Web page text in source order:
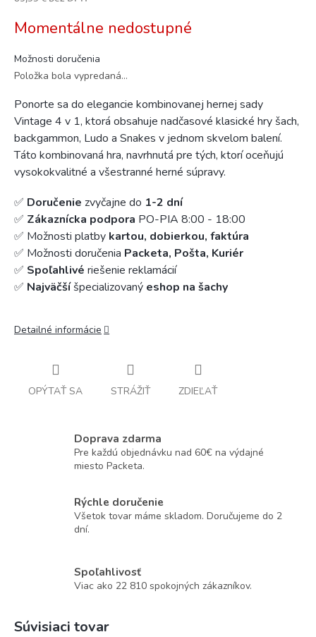
cena:
Momentálne nedostupné
Možnosti doručenia
Položka bola vypredaná…
Ponorte sa do elegancie kombinovanej hernej sady
Vintage 4 v 1, ktorá obsahuje nadčasové klasické hry šach,
backgammon, Ludo a Snakes v jednom skvelom balení.
Táto kombinovaná hra, navrhnutá pre tých, ktorí oceňujú
vysokokvalitné a všestranné herné súpravy.
✅ Doručenie zvyčajne do 1-2 dní
✅ Zákaznícka podpora PO-PIA 8:00 - 18:00
✅ Možnosti platby kartou, dobierkou, faktúra
✅ Možnosti doručenia Packeta, Pošta, Kuriér
✅ Spoľahlivé riešenie reklamácií
✅ Najväčšíšpecializovaný eshop na šachy
Detailné informácie
OPÝTAŤ SA STRÁŽIŤ ZDIEĽAŤ
Doprava zdarma
Pre každú objednávku nad 60€ na výdajné
miesto Packeta.
Rýchle doručenie
Všetok tovar máme skladom. Doručujeme do 2
dní.
Spoľahlivosť
Viac ako 22 810 spokojných zákazníkov.
Súvisiaci tovar